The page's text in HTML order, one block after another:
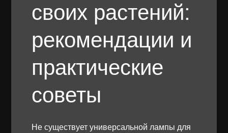
своих растений:
рекомендации и
практические
советы
Не существует универсальной лампы для